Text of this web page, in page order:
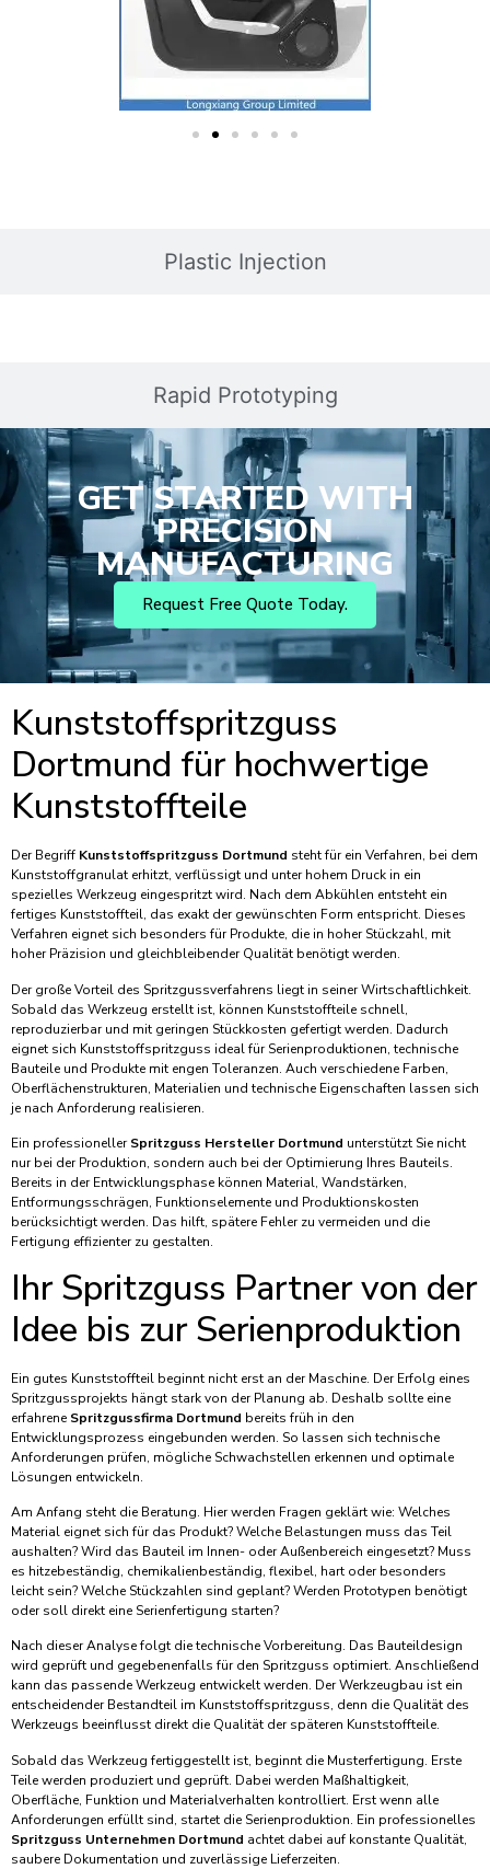
Plastic Injection
Rapid Prototyping
GET STARTED WITH
PRECISION
MANUFACTURING
Request Free Quote Today.
Kunststoffspritzguss
Dortmund für hochwertige
Kunststoffteile
Der Begriff Kunststoffspritzguss Dortmund steht für ein Verfahren, bei dem
Kunststoffgranulat erhitzt, verflüssigt und unter hohem Druck in ein
spezielles Werkzeug eingespritzt wird. Nach dem Abkühlen entsteht ein
fertiges Kunststoffteil, das exakt der gewünschten Form entspricht. Dieses
Verfahren eignet sich besonders für Produkte, die in hoher Stückzahl, mit
hoher Präzision und gleichbleibender Qualität benötigt werden.
Der große Vorteil des Spritzgussverfahrens liegt in seiner Wirtschaftlichkeit.
Sobald das Werkzeug erstellt ist, können Kunststoffteile schnell,
reproduzierbar und mit geringen Stückkosten gefertigt werden. Dadurch
eignet sich Kunststoffspritzguss ideal für Serienproduktionen, technische
Bauteile und Produkte mit engen Toleranzen. Auch verschiedene Farben,
Oberflächenstrukturen, Materialien und technische Eigenschaften lassen sich
je nach Anforderung realisieren.
Ein professionellerSpritzguss Hersteller Dortmund unterstützt Sie nicht
nur bei der Produktion, sondern auch bei der Optimierung Ihres Bauteils.
Bereits in der Entwicklungsphase können Material, Wandstärken,
Entformungsschrägen, Funktionselemente und Produktionskosten
berücksichtigt werden. Das hilft, spätere Fehler zu vermeiden und die
Fertigung effizienter zu gestalten.
Ihr Spritzguss Partner von der
Idee bis zur Serienproduktion
Ein gutes Kunststoffteil beginnt nicht erst an der Maschine. Der Erfolg eines
Spritzgussprojekts hängt stark von der Planung ab. Deshalb sollte eine
erfahrene Spritzgussfirma Dortmund bereits früh in den
Entwicklungsprozess eingebunden werden. So lassen sich technische
Anforderungen prüfen, mögliche Schwachstellen erkennen und optimale
Lösungen entwickeln.
Am Anfang steht die Beratung. Hier werden Fragen geklärt wie: Welches
Material eignet sich für das Produkt? Welche Belastungen muss das Teil
aushalten? Wird das Bauteil im Innen- oder Außenbereich eingesetzt? Muss
es hitzebeständig, chemikalienbeständig, flexibel, hart oder besonders
leicht sein? Welche Stückzahlen sind geplant? Werden Prototypen benötigt
oder soll direkt eine Serienfertigung starten?
Nach dieser Analyse folgt die technische Vorbereitung. Das Bauteildesign
wird geprüft und gegebenenfalls für den Spritzguss optimiert. Anschließend
kann das passende Werkzeug entwickelt werden. Der Werkzeugbau ist ein
entscheidender Bestandteil im Kunststoffspritzguss, denn die Qualität des
Werkzeugs beeinflusst direkt die Qualität der späteren Kunststoffteile.
Sobald das Werkzeug fertiggestellt ist, beginnt die Musterfertigung. Erste
Teile werden produziert und geprüft. Dabei werden Maßhaltigkeit,
Oberfläche, Funktion und Materialverhalten kontrolliert. Erst wenn alle
Anforderungen erfüllt sind, startet die Serienproduktion. Ein professionelles
Spritzguss Unternehmen Dortmund achtet dabei auf konstante Qualität,
saubere Dokumentation und zuverlässige Lieferzeiten.